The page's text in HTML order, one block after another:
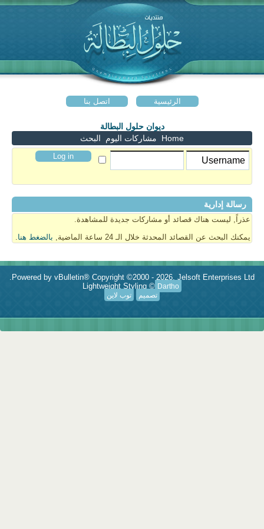
الرئيسية اتصل بنا
ديوان حلول البطالة
Home
مشاركات اليوم البحث
رسالة إدارية
عذراً, ليست هناك قصائد أو مشاركات جديدة للمشاهدة.
يمكنك البحث عن القصائد المحدثة خلال الـ 24 ساعة الماضية,
بالضغط هنا.
Powered by vBulletin® Copyright ©2000 - 2026, Jelsoft Enterprises Ltd.
Lightweight Styling © Dartho
تصميم
توب لاين